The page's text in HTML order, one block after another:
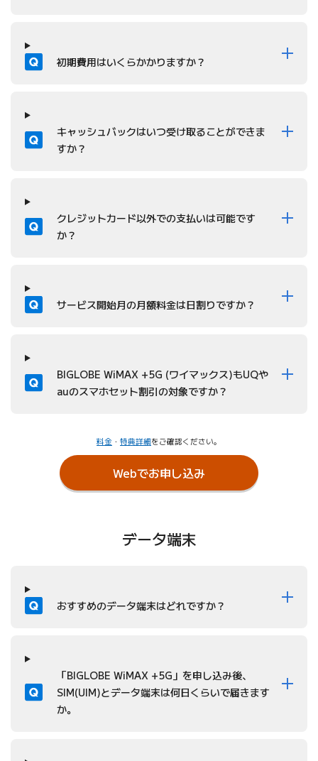
質問 初期費用はいくらかかりますか？
質問
キャッシュバックはいつ受け取ることができま
すか？
質問
クレジットカード以外での支払いは可能です
か？
質問 サービス開始月の月額料金は日割りですか？
質問
BIGLOBE WiMAX +5G (ワイマックス)もUQや
auのスマホセット割引の対象ですか？
料金 ・ 特典詳細をご確認ください。
Webでお申し込み
データ端末
質問 おすすめのデータ端末はどれですか？
「BIGLOBE WiMAX +5G」を申し込み後、
SIM(UIM)とデータ端末は何日くらいで届きます
か。